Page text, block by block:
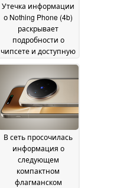
Утечка информации
о Nothing Phone (4b)
раскрывает
подробности о
чипсете и доступную
25 June 2026
В сеть просочилась
информация о
следующем
компактном
флагманском